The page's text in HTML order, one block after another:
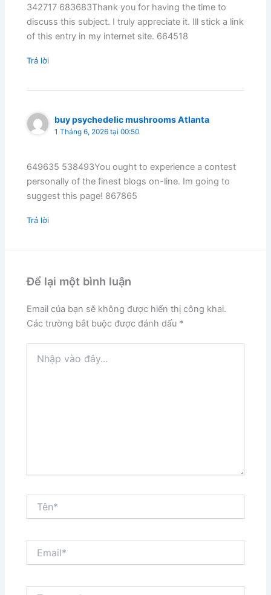
342717 683683Thank you for having the time to
discuss this subject. I truly appreciate it. Ill stick a link
of this entry in my internet site. 664518
Trả lời
buy psychedelic mushrooms Atlanta
1 Tháng 6, 2026 tại 00:50
649635 538493You ought to experience a contest
personally of the finest blogs on-line. Im going to
suggest this page! 867865
Trả lời
Để lại một bình luận
Email của bạn sẽ không được hiển thị công khai.
Các trường bắt buộc được đánh dấu *
vào